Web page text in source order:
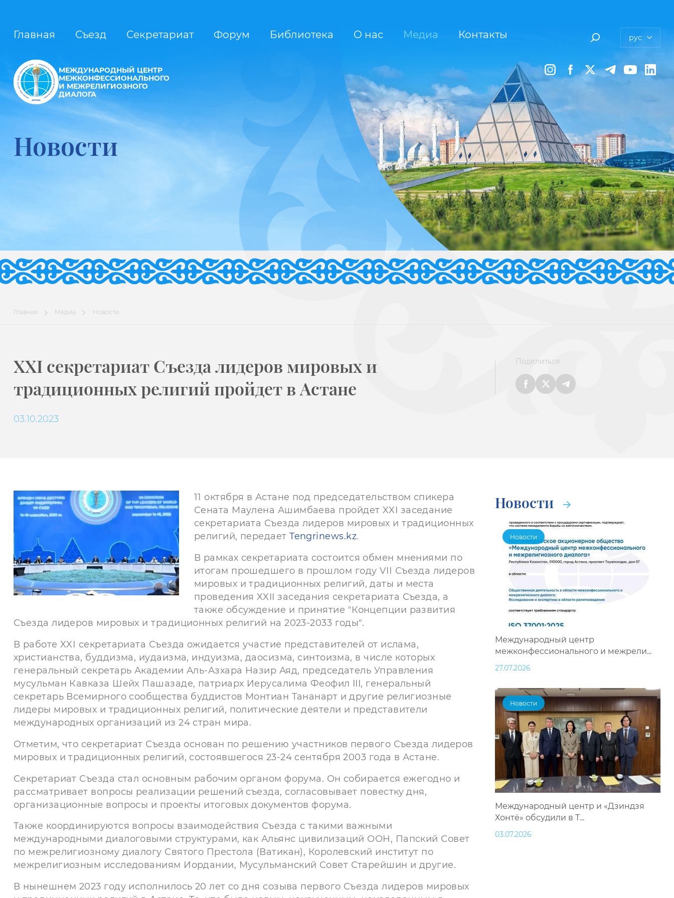
Главная Съезд Секретариат Форум Библиотека О нас Медиа Контакты рус
МЕЖДУНАРОДНЫЙ ЦЕНТР
МЕЖКОНФЕССИОНАЛЬНОГО
И МЕЖРЕЛИГИОЗНОГО
ДИАЛОГА
Новости
Главная Медиа Новости
XXI секретариат Съезда лидеров мировых и
традиционных религий пройдет в Астане
03.10.2023
Поделиться
11 октября в Астане под председательством спикера
Сената Маулена Ашимбаева пройдет XXI заседание
секретариата Съезда лидеров мировых и традиционных
религий, передает Tengrinews.kz.
В рамках секретариата состоится обмен мнениями по
итогам прошедшего в прошлом году VIІ Съезда лидеров
мировых и традиционных религий, даты и места
проведения XXII заседания секретариата Съезда, а
также обсуждение и принятие "Концепции развития
Съезда лидеров мировых и традиционных религий на 2023-2033 годы".
В работе XXІ секретариата Съезда ожидается участие представителей от ислама,
христианства, буддизма, иудаизма, индуизма, даосизма, синтоизма, в числе которых
генеральный секретарь Академии Аль-Азхара Назир Аяд, председатель Управления
мусульман Кавказа Шейх Пашазаде, патриарх Иерусалима Феофил III, генеральный
секретарь Всемирного сообщества буддистов Монтиан Тананарт и другие религиозные
лидеры мировых и традиционных религий, политические деятели и представители
международных организаций из 24 стран мира.
Отметим, что секретариат Съезда основан по решению участников первого Съезда лидеров
мировых и традиционных религий, состоявшегося 23-24 сентября 2003 года в Астане.
Секретариат Съезда стал основным рабочим органом форума. Он собирается ежегодно и
рассматривает вопросы реализации решений съезда, согласовывает повестку дня,
организационные вопросы и проекты итоговых документов форума.
Также координируются вопросы взаимодействия Съезда с такими важными
международными диалоговыми структурами, как Альянс цивилизаций ООН, Папский Совет
по межрелигиозному диалогу Святого Престола (Ватикан), Королевский институт по
межрелигиозным исследованиям Иордании, Мусульманский Совет Старейшин и другие.
В нынешнем 2023 году исполнилось 20 лет со дня созыва первого Съезда лидеров мировых
Новости
Новости
Международный центр
межконфессионального и межрели...
27.07.2026
Новости
Международный центр и «Дзиндзя
Хонтё» обсудили в Т...
03.07.2026